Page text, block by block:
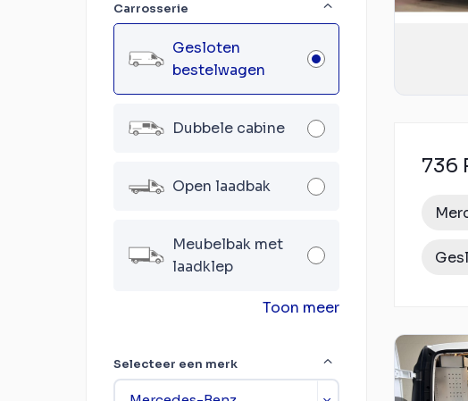
Carrosserie
Gesloten
bestelwagen
Dubbele cabine
Open laadbak
Meubelbak met
laadklep
Toon meer
Selecteer een merk
736